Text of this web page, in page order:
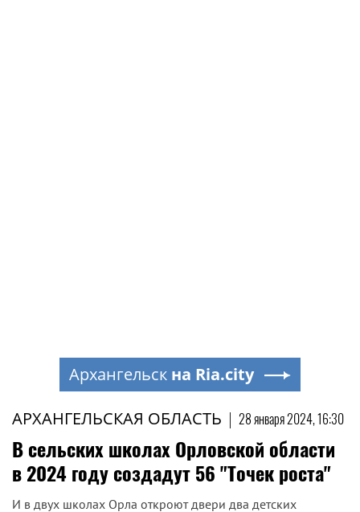
АРХАНГЕЛЬСКАЯ ОБЛАСТЬ | 28 января 2024, 16:30
В сельских школах Орловской области
в 2024 году создадут 56 "Точек роста"
И в двух школах Орла откроют двери два детских
Архангельск на Ria.city